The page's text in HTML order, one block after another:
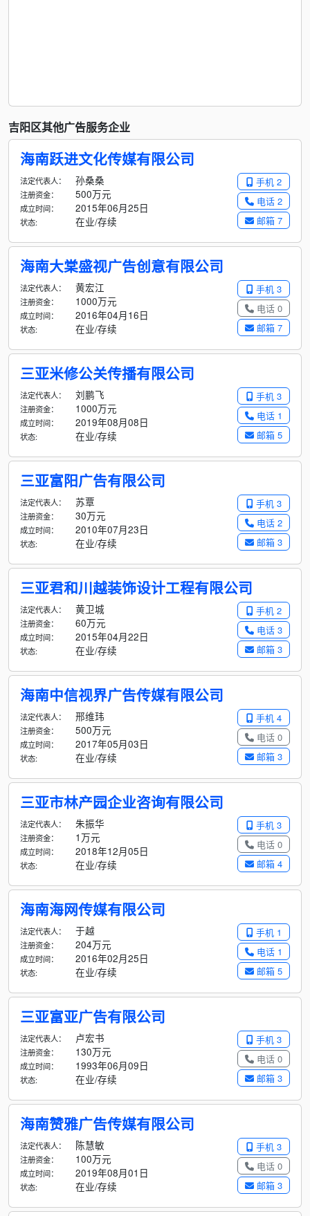
吉阳区其他广告服务企业
海南跃进文化传媒有限公司
手机 2
电话 2
邮箱 7
法定代表人： 孙桑桑
注册资金： 500万元
成立时间： 2015年06月25日
状态: 在业/存续
海南大棠盛视广告创意有限公司
手机 3
电话 0
邮箱 7
法定代表人： 黄宏江
注册资金： 1000万元
成立时间： 2016年04月16日
状态: 在业/存续
三亚米修公关传播有限公司
手机 3
电话 1
邮箱 5
法定代表人： 刘鹏飞
注册资金： 1000万元
成立时间： 2019年08月08日
状态: 在业/存续
三亚富阳广告有限公司
手机 3
电话 2
邮箱 3
法定代表人： 苏覃
注册资金： 30万元
成立时间： 2010年07月23日
状态: 在业/存续
三亚君和川越装饰设计工程有限公司
手机 2
电话 3
邮箱 3
法定代表人： 黄卫城
注册资金： 60万元
成立时间： 2015年04月22日
状态: 在业/存续
海南中信视界广告传媒有限公司
手机 4
电话 0
邮箱 3
法定代表人： 邢维玮
注册资金： 500万元
成立时间： 2017年05月03日
状态: 在业/存续
三亚市林产园企业咨询有限公司
手机 3
电话 0
邮箱 4
法定代表人： 朱振华
注册资金： 1万元
成立时间： 2018年12月05日
状态: 在业/存续
海南海网传媒有限公司
手机 1
电话 1
邮箱 5
法定代表人： 于越
注册资金： 204万元
成立时间： 2016年02月25日
状态: 在业/存续
三亚富亚广告有限公司
手机 3
电话 0
邮箱 3
法定代表人： 卢宏书
注册资金： 130万元
成立时间： 1993年06月09日
状态: 在业/存续
海南赞雅广告传媒有限公司
手机 3
电话 0
邮箱 3
法定代表人： 陈慧敏
注册资金： 100万元
成立时间： 2019年08月01日
状态: 在业/存续